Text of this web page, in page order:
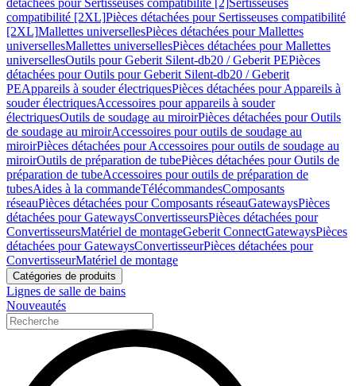
détachées pour Sertisseuses compatibilité [2]Sertisseuses
compatibilité [2XL]Pièces détachées pour Sertisseuses compatibilité
[2XL]Mallettes universellesPièces détachées pour Mallettes
universellesMallettes universellesPièces détachées pour Mallettes
universellesOutils pour Geberit Silent-db20 / Geberit PEPièces
détachées pour Outils pour Geberit Silent-db20 / Geberit
PEAppareils à souder électriquesPièces détachées pour Appareils à
souder électriquesAccessoires pour appareils à souder
électriquesOutils de soudage au miroirPièces détachées pour Outils
de soudage au miroirAccessoires pour outils de soudage au
miroirPièces détachées pour Accessoires pour outils de soudage au
miroirOutils de préparation de tubePièces détachées pour Outils de
préparation de tubeAccessoires pour outils de préparation de
tubesAides à la commandeTélécommandesComposants
réseauPièces détachées pour Composants réseauGatewaysPièces
détachées pour GatewaysConvertisseursPièces détachées pour
ConvertisseursMatériel de montageGeberit ConnectGatewaysPièces
détachées pour GatewaysConvertisseurPièces détachées pour
ConvertisseurMatériel de montage
Catégories de produits
Lignes de salle de bains
Nouveautés